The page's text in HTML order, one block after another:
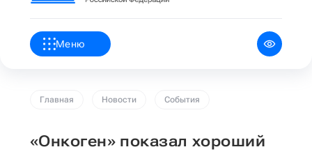
Меню
Главная Новости События
«Онкоген» показал хороший